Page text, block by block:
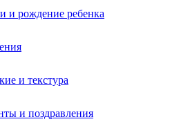
и рождение ребенка
и текстура
и поздравления